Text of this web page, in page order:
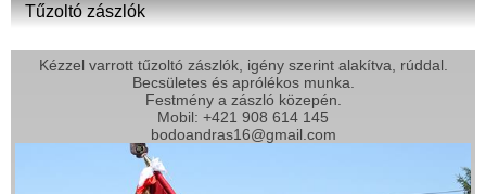
Tűzoltó zászlók
Kézzel varrott tűzoltó zászlók, igény szerint alakítva, rúddal.
Becsületes és aprólékos munka.
Festmény a zászló közepén.
Mobil: +421 908 614 145
bodoandras16@gmail.com